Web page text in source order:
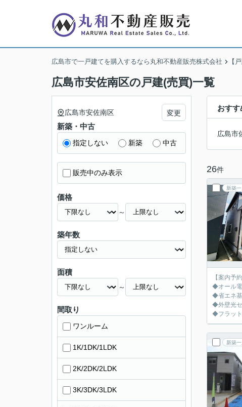
広島市で一戸建てを購入するなら丸和不動産販売株式会社 【
広島市安佐南区の戸建(売買)一覧
おす
広島市
26件
新築
【案内予
◆オール電
◆省エネ
◆外壁光セ
◆フラッ
新築
広島市安佐南区 変更
新築・中古
指定しない 新築 中古
販売中のみ表示
価格
～
築年数
面積
～
間取り
ワンルーム
1K/1DK/1LDK
2K/2DK/2LDK
3K/3DK/3LDK